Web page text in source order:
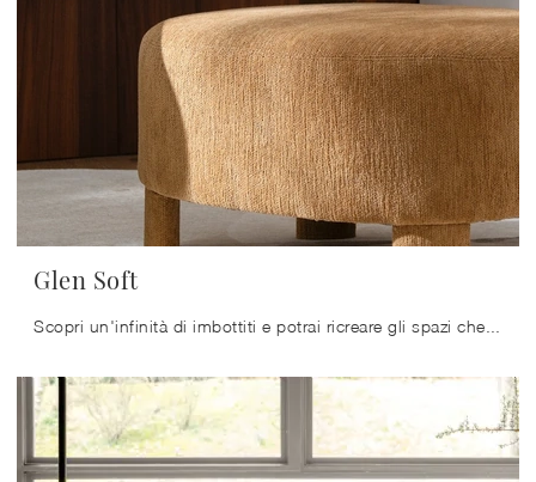
Glen Soft